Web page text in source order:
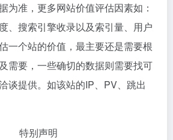
为准，更多网站价值评估因素如：
、搜索引擎收录以及索引量、用户
一个站的价值，最主要还是需要根
需要，一些确切的数据则需要找可
谈提供。如该站的IP、PV、跳出
特别声明